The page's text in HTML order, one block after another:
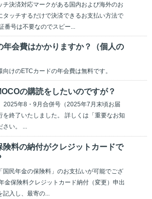
チ決済対応マークがある国内および海外のお
タッチするだけで決済できるお支払い方法で
番号は不要なのでスピー...
年会費はかかりますか？（個人の
けのETCカードの年会費は無料です。
の購読をしたいのですが？
2025年8・9月合併号（2025年7月末頃お届
を終了いたしました。 詳しくは「重要なお知
さい。 ...
険料の納付がクレジットカードで
国民年金の保険料」のお支払いが可能でござ
金保険料クレジットカード納付（変更）申出
記入し、最寄の...